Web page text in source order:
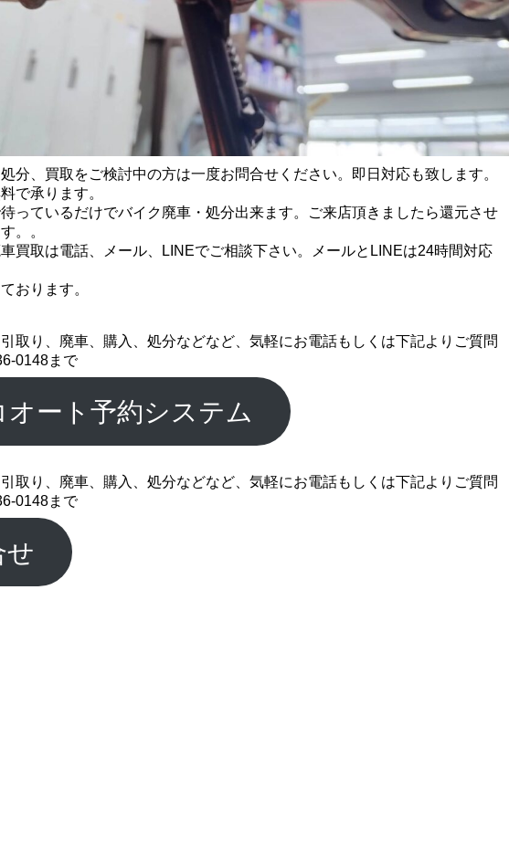
分、買取をご検討中の方は一度お問合せください。即日対応も致します。
で承ります。
っているだけでバイク廃車・処分出来ます。ご来店頂きましたら還元させ
。。
買取は電話、メール、LINEでご相談下さい。メールとLINEは24時間対応
おります。
取り、廃車、購入、処分などなど、気軽にお電話もしくは下記よりご質問
0148まで
オート予約システム
取り、廃車、購入、処分などなど、気軽にお電話もしくは下記よりご質問
0148まで
せ